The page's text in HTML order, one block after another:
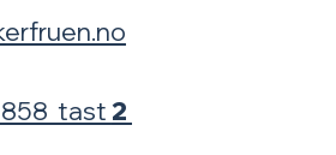
858 tast2